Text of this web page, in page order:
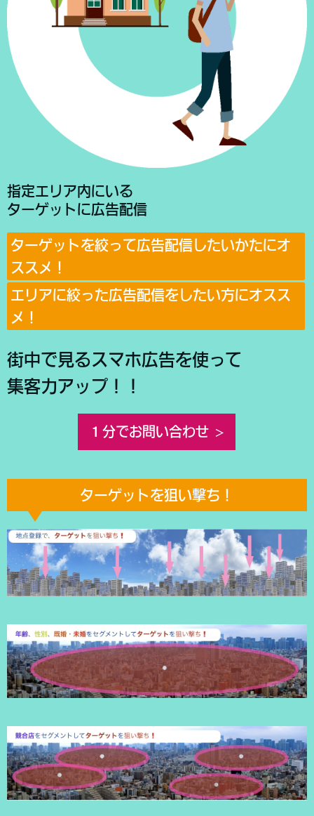
指定エリア内にいる
ターゲットに広告配信
ターゲットを絞って広告配信したいかたにオ
ススメ！
エリアに絞った広告配信をしたい方にオスス
メ！
街中で見るスマホ広告を使って
集客力アップ！！
１分でお問い合わせ
ターゲットを狙い撃ち！